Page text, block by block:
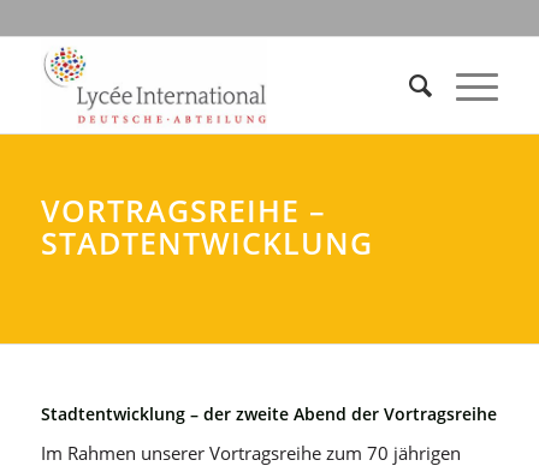
VORTRAGSREIHE –
STADTENTWICKLUNG
Stadtentwicklung – der zweite Abend der Vortragsreihe
Im Rahmen unserer Vortragsreihe zum 70 jährigen